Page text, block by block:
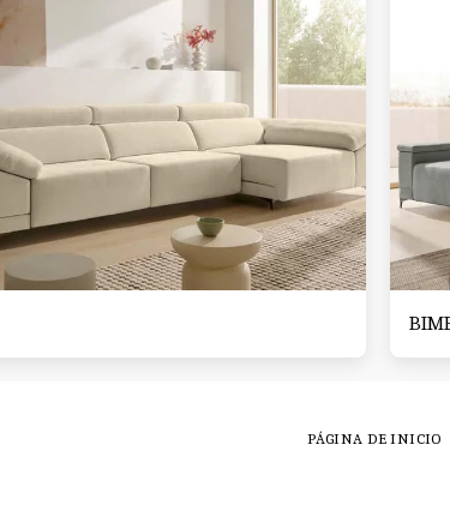
PÁGINA DE INICIO